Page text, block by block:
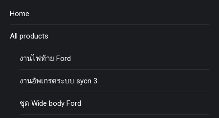
Home
All products
งานไฟท้าย Ford
งานอัพเกรดระบบ sycn 3
ชุด Wide body Ford